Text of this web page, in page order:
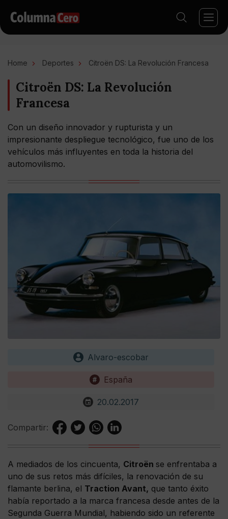
Home Deportes Citroën DS: La Revolución Francesa
Citroën DS: La Revolución
Francesa
Con un diseño innovador y rupturista y un
impresionante despliegue tecnológico, fue uno de los
vehículos más influyentes en toda la historia del
automovilismo.
Alvaro-escobar
España
20.02.2017
Compartir:
A mediados de los cincuenta, Citroën se enfrentaba a
uno de sus retos más difíciles, la renovación de su
flamante berlina, el Traction Avant, que tanto éxito
había reportado a la marca francesa desde antes de la
Segunda Guerra Mundial, habiendo sido un referente